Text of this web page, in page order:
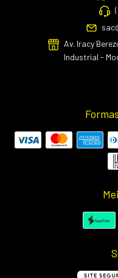
Av. Iracy
Industrial -